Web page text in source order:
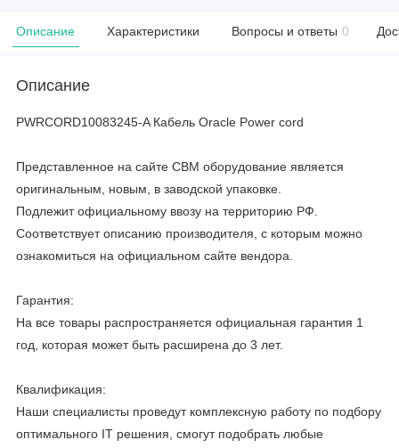
Описание Характеристики Вопросы и ответы 0
Описание
PWRCORD10083245-A Кабель Oracle Power cord
Представленное на сайте CBM оборудование является
оригинальным, новым, в заводской упаковке.
Подлежит официальному ввозу на территорию РФ.
Соответствует описанию производителя, с которым можно
ознакомиться на официальном сайте вендора.
Гарантия:
На все товары распространяется официальная гарантия 1
год, которая может быть расширена до 3 лет.
Квалификация:
Наши специалисты проведут комплексную работу по подбору
оптимального IT решения, смогут подобрать любые